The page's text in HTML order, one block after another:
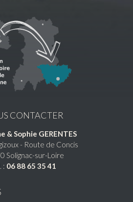
CONTACTER
& Sophie GERENTES
- Route de Concis
Solignac-sur-Loire
: 06 88 65 35 41